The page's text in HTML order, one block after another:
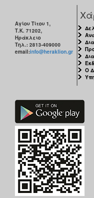
Αγίου Τίτου 1,
Τ.Κ. 71202,
Ηράκλειο
Τηλ.: 2813-409000
email:info@heraklion.gr
Ο